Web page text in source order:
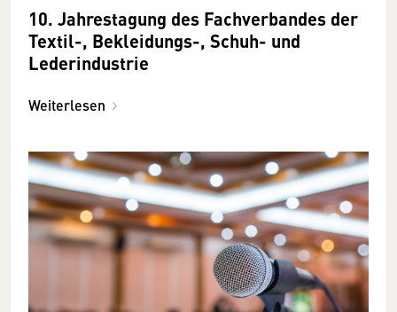
10. Jahrestagung des Fachverbandes der
Textil-, Bekleidungs-, Schuh- und
Lederindustrie
Weiterlesen